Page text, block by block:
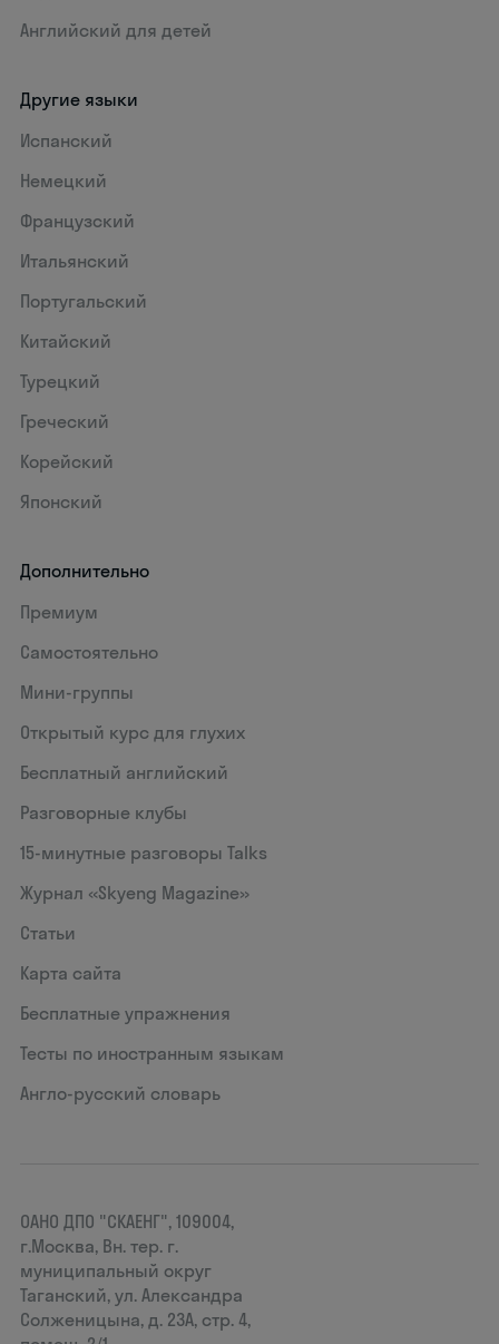
Английский для детей
Другие языки
Испанский
Немецкий
Французский
Итальянский
Португальский
Китайский
Турецкий
Греческий
Корейский
Японский
Дополнительно
Премиум
Самостоятельно
Мини-группы
Открытый курс для глухих
Бесплатный английский
Разговорные клубы
15‑минутные разговоры Talks
Журнал «Skyeng Magazine»
Статьи
Карта сайта
Бесплатные упражнения
Тесты по иностранным языкам
Англо-русский словарь
ОАНО ДПО "СКАЕНГ", 109004,
г.Москва, Вн. тер. г.
муниципальный округ
Таганский, ул. Александра
Солженицына, д. 23А, стр. 4,